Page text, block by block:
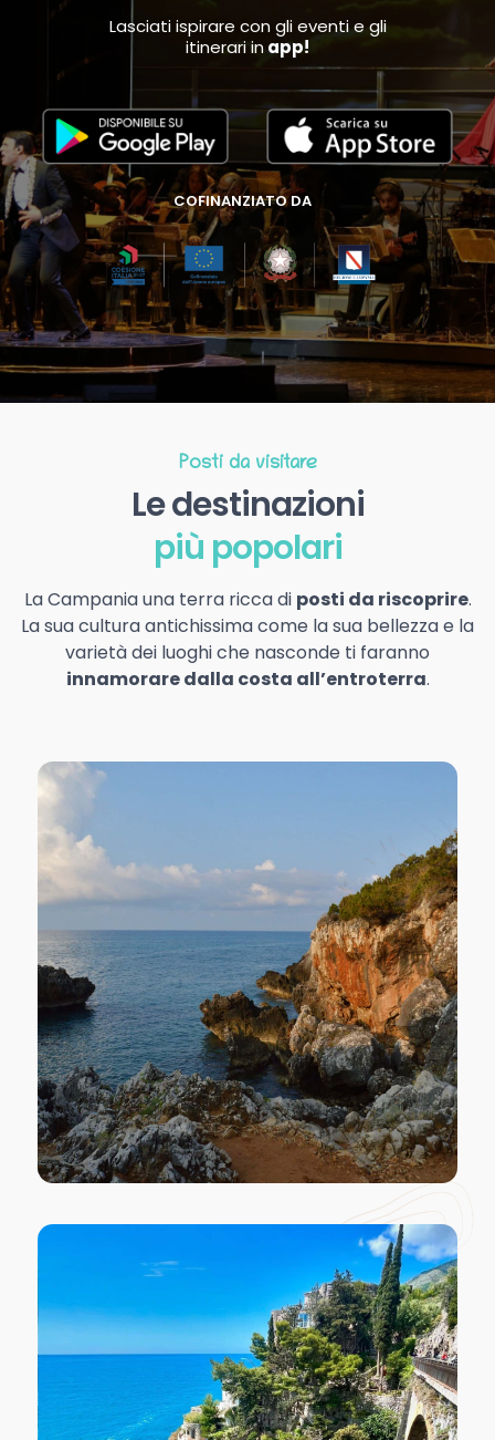
Lasciati ispirare con gli eventi e gli
itinerari inapp!
COFINANZIATO DA
Posti da visitare
Le destinazioni
più popolari
La Campania una terra ricca di posti da riscoprire.
La sua cultura antichissima come la sua bellezza e la
varietà dei luoghi che nasconde ti faranno
innamorare dalla costa all’entroterra.